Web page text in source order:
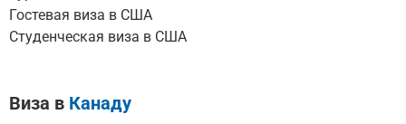
Гостевая виза в США
Студенческая виза в США
Виза в Канаду